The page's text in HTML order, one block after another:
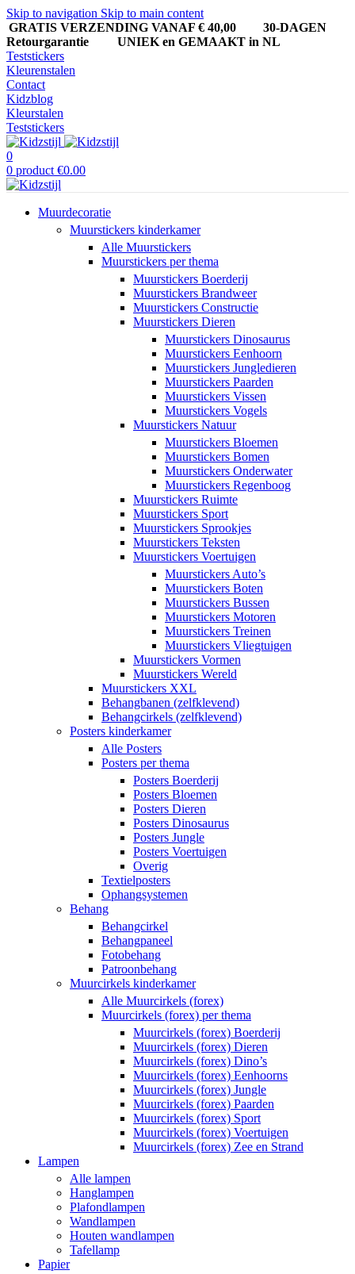
Skip to navigation Skip to main content
GRATIS VERZENDING VANAF € 40,00
30-DAGEN
Retourgarantie UNIEK en GEMAAKT in NL
Teststickers
Kleurenstalen
Contact
Kidzblog
Kleurstalen
Teststickers
0
0 product €0.00
Muurdecoratie
Muurstickers kinderkamer
Alle Muurstickers
Muurstickers per thema
Muurstickers Boerderij
Muurstickers Brandweer
Muurstickers Constructie
Muurstickers Dieren
Muurstickers Dinosaurus
Muurstickers Eenhoorn
Muurstickers Jungledieren
Muurstickers Paarden
Muurstickers Vissen
Muurstickers Vogels
Muurstickers Natuur
Muurstickers Bloemen
Muurstickers Bomen
Muurstickers Onderwater
Muurstickers Regenboog
Muurstickers Ruimte
Muurstickers Sport
Muurstickers Sprookjes
Muurstickers Teksten
Muurstickers Voertuigen
Muurstickers Auto’s
Muurstickers Boten
Muurstickers Bussen
Muurstickers Motoren
Muurstickers Treinen
Muurstickers Vliegtuigen
Muurstickers Vormen
Muurstickers Wereld
Muurstickers XXL
Behangbanen (zelfklevend)
Behangcirkels (zelfklevend)
Posters kinderkamer
Alle Posters
Posters per thema
Posters Boerderij
Posters Bloemen
Posters Dieren
Posters Dinosaurus
Posters Jungle
Posters Voertuigen
Overig
Textielposters
Ophangsystemen
Behang
Behangcirkel
Behangpaneel
Fotobehang
Patroonbehang
Muurcirkels kinderkamer
Alle Muurcirkels (forex)
Muurcirkels (forex) per thema
Muurcirkels (forex) Boerderij
Muurcirkels (forex) Dieren
Muurcirkels (forex) Dino’s
Muurcirkels (forex) Eenhoorns
Muurcirkels (forex) Jungle
Muurcirkels (forex) Paarden
Muurcirkels (forex) Sport
Muurcirkels (forex) Voertuigen
Muurcirkels (forex) Zee en Strand
Lampen
Alle lampen
Hanglampen
Plafondlampen
Wandlampen
Houten wandlampen
Tafellamp
Papier